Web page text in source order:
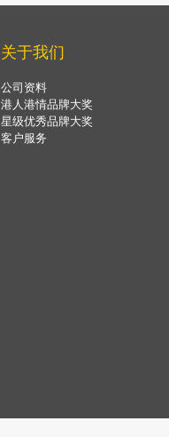
关于我们
公司资料
港人港情品牌大奖
星级优秀品牌大奖
客户服务